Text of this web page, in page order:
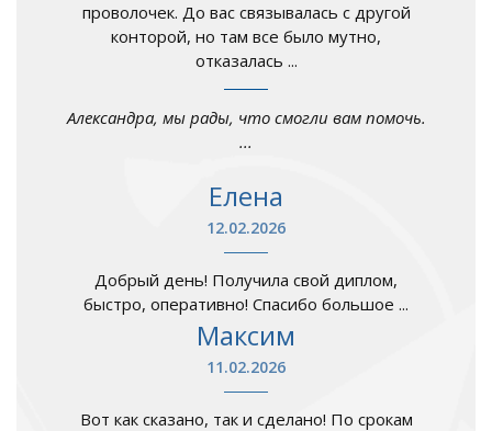
проволочек. До вас связывалась с другой
конторой, но там все было мутно,
отказалась ...
Александра, мы рады, что смогли вам помочь.
...
Елена
12.02.2026
Добрый день! Получила свой диплом,
быстро, оперативно! Спасибо большое ...
Максим
11.02.2026
Вот как сказано, так и сделано! По срокам